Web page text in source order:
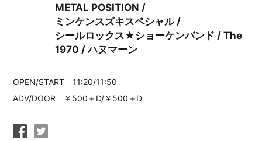
METAL POSITION /
ミンケンスズキスペシャル /
シールロックス★ショーケンバンド / The
1970 / ハヌマーン
OPEN/START 11:20/11:50
ADV/DOOR ￥500＋D/￥500＋D